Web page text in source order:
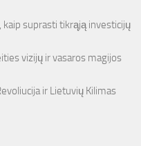
suprasti tikrąją investicijų
vizijų ir vasaros magijos
ir Lietuvių Kilimas